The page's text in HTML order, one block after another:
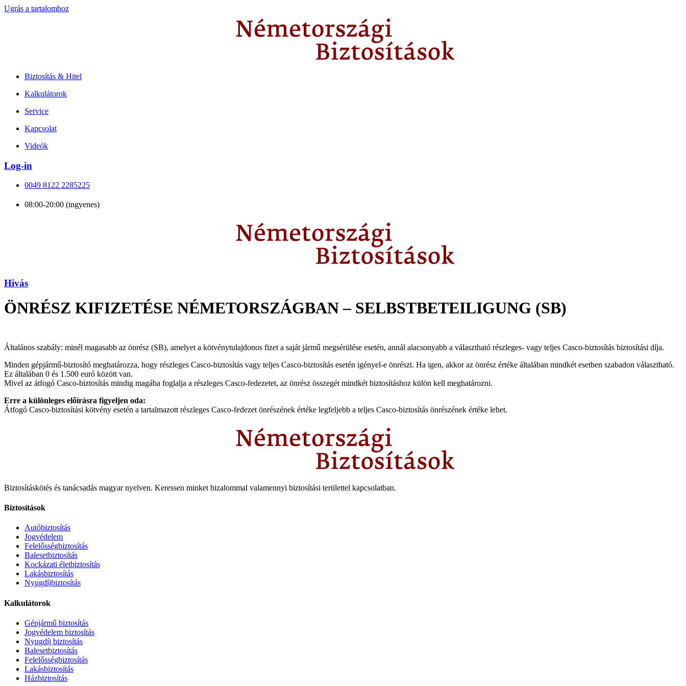
Ugrás a tartalomhoz
Biztosítás & Hitel
Kalkulátorok
Service
Kapcsolat
Videók
Log-in
0049 8122 2285225
08:00-20:00 (ingyenes)
Hivás
ÖNRÉSZ KIFIZETÉSE NÉMETORSZÁGBAN – SELBSTBETEILIGUNG (SB)
Általános szabály: minél magasabb az önrész (SB), amelyet a kötvénytulajdonos fizet a saját jármű megsérülése esetén, annál alacsonyabb a választható részleges- vagy teljes Casco-biztosítás biztosítási díja.
Minden gépjármű-biztosító meghatározza, hogy részleges Casco-biztosítás vagy teljes Casco-biztosítás esetén igényel-e önrészt. Ha igen, akkor az önrész értéke általában mindkét esetben szabadon választható.
Ez általában 0 és 1.500 euró között van.
Mivel az átfogó Casco-biztosítás mindig magába foglalja a részleges Casco-fedezetet, az önrész összegét mindkét biztosításhoz külön kell meghatározni.
Erre a különleges előírásra figyeljen oda:
Átfogó Casco-biztosítási kötvény esetén a tartalmazott részleges Casco-fedezet önrészének értéke legfeljebb a teljes Casco-biztosítás önrészének értéke lehet.
Biztosításkötés és tanácsadás magyar nyelven. Keressen minket bizalommal valamennyi biztosítási területtel kapcsolatban.
Biztosítások
Autóbiztosítás
Jogvédelem
Felelősségbiztosítás
Balesetbiztosítás
Kockázati életbiztosítás
Lakásbiztosítás
Nyugdíjbiztosítás
Kalkulátorok
Gépjármű biztosítás
Jogvédelem biztosítás
Nyugdíj biztosítás
Balesetbiztosítás
Felelősségbiztosítás
Lakásbiztosítás
Házbiztosítás